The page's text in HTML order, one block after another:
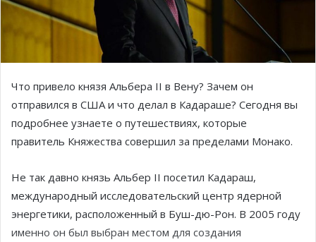
Что привело князя Альбера II в Вену? Зачем он
отправился в США и что делал в Кадараше? Сегодня вы
подробнее узнаете о путешествиях, которые
правитель Княжества совершил за пределами Монако.
Не так давно князь Альбер II посетил Кадараш,
международный исследовательский центр ядерной
энергетики, расположенный в Буш-дю-Рон. В 2005 году
именно он был выбран местом для создания